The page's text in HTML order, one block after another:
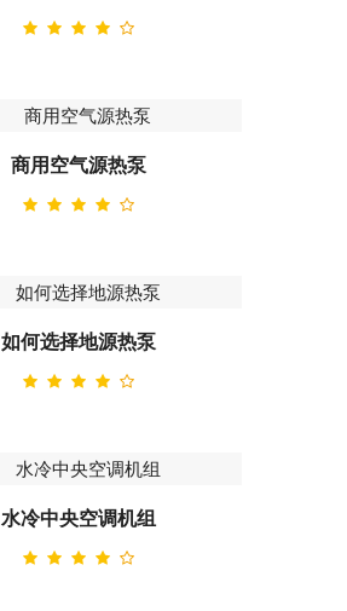
商用空气源热泵
如何选择地源热泵
水冷中央空调机组